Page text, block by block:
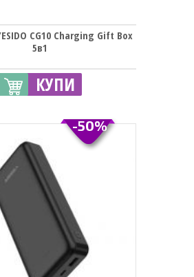
CG10 Charging Gift Box
5в1
КУПИ
-50%